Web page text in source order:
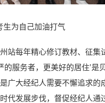
生为自己加油打气
站每年精心修订教材、征集
的服务者，更美好的居住’是
广大经纪人需要不懈追求的
代发展步伐，督促经纪人通